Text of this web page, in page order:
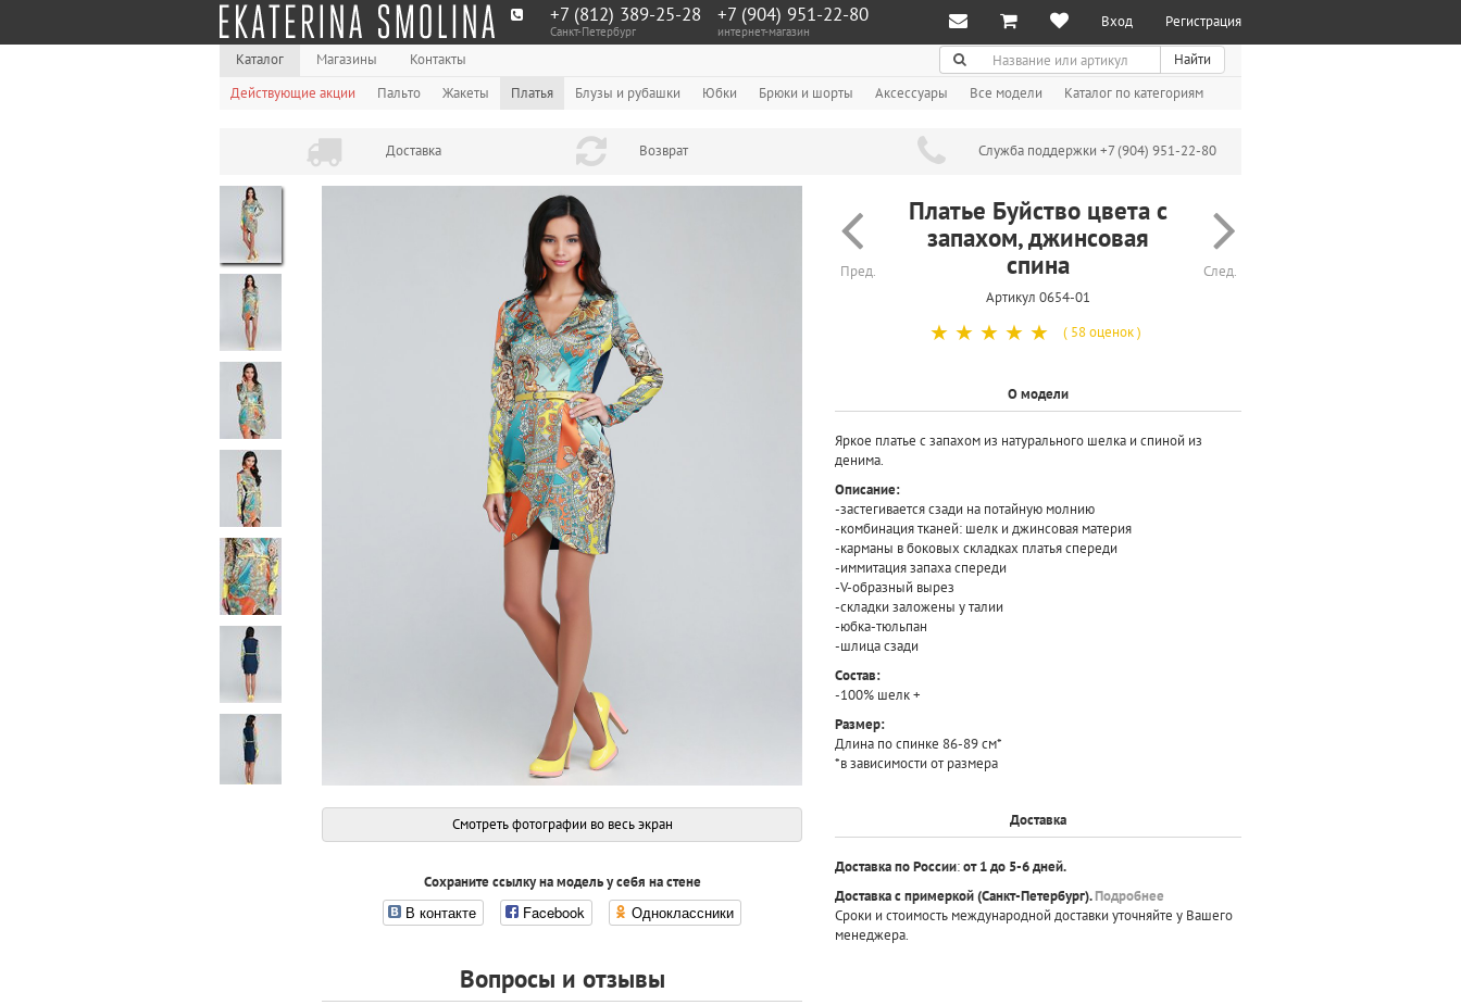
+7 (812) 389-25-28
Санкт-Петербург
+7 (904) 951‑22‑80
интернет-магазин
Вход Регистрация
Каталог Магазины Контакты Поиск
Найти
Действующие акции
Пальто Жакеты Платья Блузы и рубашки Юбки Брюки и шорты Аксессуары Все модели Каталог по категориям
Доставка Возврат Служба поддержки +7 (904) 951-22-80
Смотреть фотографии во весь экран
Сохраните ссылку на модель у себя на стене
В контакте Facebook Одноклассники
Вопросы и отзывы
Пред.
Платье Буйство цвета с
запахом, джинсовая
спина
Артикул 0654-01
След.
☆
☆
☆
☆
☆ ( 58 оценок )
О модели
Яркое платье с запахом из натурального шелка и спиной из
денима.
Описание:
-застегивается сзади на потайную молнию
-комбинация тканей: шелк и джинсовая материя
-карманы в боковых складках платья спереди
-иммитация запаха спереди
-V-образный вырез
-складки заложены у талии
-юбка-тюльпан
-шлица сзади
Состав:
-100% шелк +
Размер:
Длина по спинке 86-89 см*
*в зависимости от размера
Доставка
Доставка по России:от 1 до 5-6 дней.
Доставка с примеркой(Санкт-Петербург).Подробнее
Сроки и стоимость международной доставки уточняйте у Вашего
менеджера.